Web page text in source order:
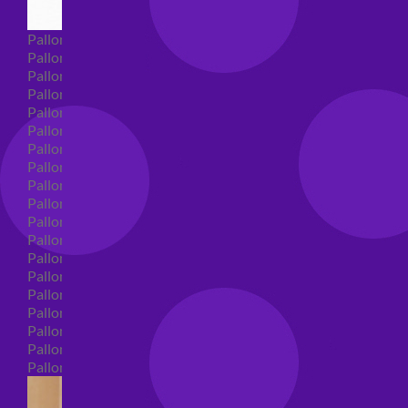
Palloncini Super Shape
Palloncini nascita super shape
Palloncini Battesimo super shape
Palloncini primo compleanno super shape
Palloncini personaggi super shape
Palloncini Comunione super shape
Palloncini cresima super shape
Palloncini laurea super shape
Palloncini compleanno super shape
Palloncini 18 anni super shape
Palloncini 30 anni super shape
Palloncini Altre ricorrenze super shape
Palloncini 40 anni super shape
Palloncini Animali super shape
Palloncini 50 anni super shape
Palloncini 60/70/80/90/100 anni super shape
Palloncini matrimonio super shape
Palloncini anniversario super shape
Palloncini generici super shape